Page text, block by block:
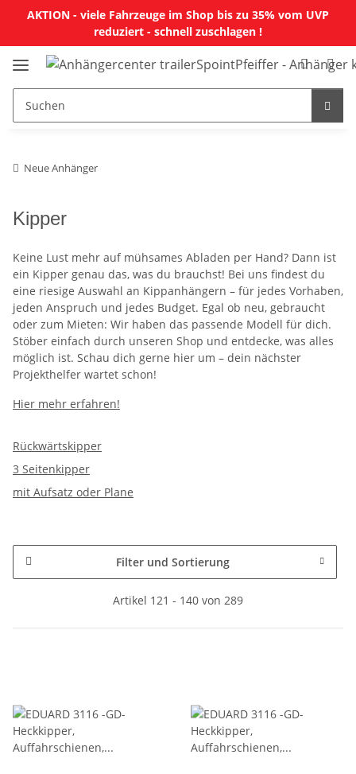
AKTION - viele Fahrzeuge im Shop bis zu 35% vom UVP
reduziert - schnell zuschlagen !
Neue Anhänger
Kipper
Keine Lust mehr auf mühsames Abladen per Hand? Dann ist
ein Kipper genau das, was du brauchst! Bei uns findest du
eine riesige Auswahl an Kippanhängern – für jedes Vorhaben,
jeden Anspruch und jedes Budget. Egal ob neu, gebraucht
oder zum Mieten: Wir haben das passende Modell für dich.
Stöber einfach durch unseren Shop und entdecke, was alles
möglich ist. Schau dich gerne hier um – dein nächster
Projekthelfer wartet schon!
Hier mehr erfahren!
Rückwärtskipper
3 Seitenkipper
mit Aufsatz oder Plane
Filter und Sortierung
Artikel 121 - 140 von 289